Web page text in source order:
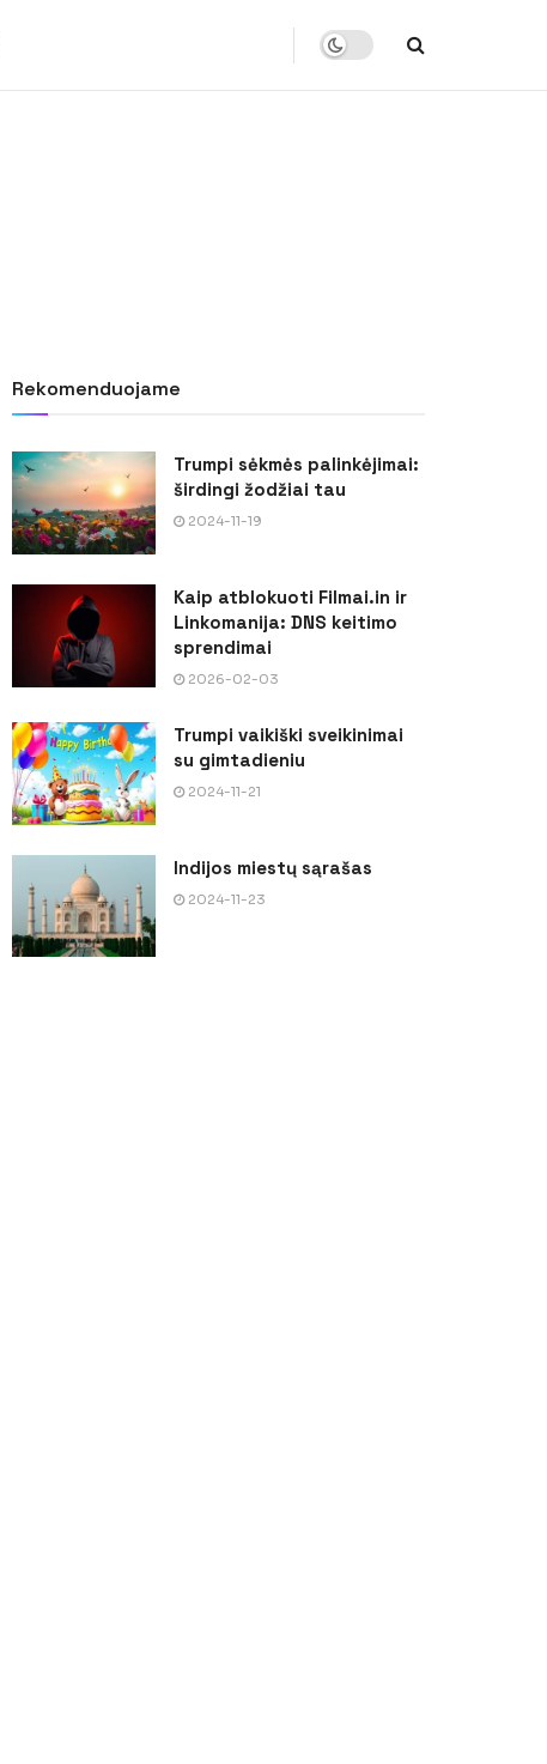
Rekomenduojame
Trumpi sėkmės palinkėjimai:
širdingi žodžiai tau
2024-11-19
Kaip atblokuoti Filmai.in ir
Linkomanija: DNS keitimo
sprendimai
2026-02-03
Trumpi vaikiški sveikinimai
su gimtadieniu
2024-11-21
Indijos miestų sąrašas
2024-11-23